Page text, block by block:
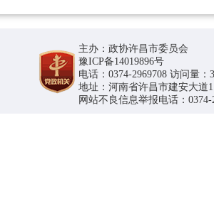
主办：政协许昌市委员会
豫ICP备14019896号
电话：0374-2969708 访问量：
地址：河南省许昌市建安大道
网站不良信息举报电话：